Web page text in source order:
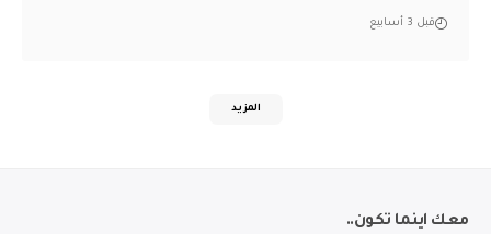
قبل 3 أسابيع
المزيد
معك اينما تكون..